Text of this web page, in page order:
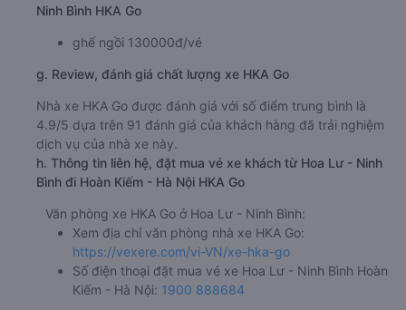
Ninh Bình HKA Go
ghế ngồi 130000đ/vé
g. Review, đánh giá chất lượng xe HKA Go
Nhà xe HKA Go được đánh giá với số điểm trung bình là
4.9/5 dựa trên 91 đánh giá của khách hàng đã trải nghiệm
dịch vụ của nhà xe này.
h. Thông tin liên hệ, đặt mua vé xe khách từ Hoa Lư - Ninh
Bình đi Hoàn Kiếm - Hà Nội HKA Go
Văn phòng xe HKA Go ở Hoa Lư - Ninh Bình:
Xem địa chỉ văn phòng nhà xe HKA Go:
https://vexere.com/vi-VN/xe-hka-go
Số điện thoại đặt mua vé xe Hoa Lư - Ninh Bình Hoàn
Kiếm - Hà Nội: 1900 888684